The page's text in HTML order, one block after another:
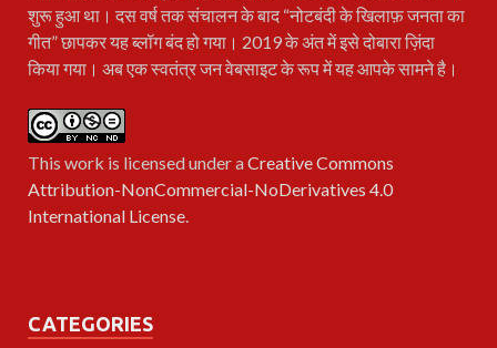
शुरू हुआ था। दस वर्ष तक संचालन के बाद “नोटबंदी के खिलाफ़ जनता का
गीत” छापकर यह ब्लॉग बंद हो गया। 2019 के अंत में इसे दोबारा ज़िंदा
किया गया। अब एक स्वतंत्र जन वेबसाइट के रूप में यह आपके सामने है।
This work is licensed under aCreative Commons
Attribution-NonCommercial-NoDerivatives 4.0
International License.
CATEGORIES